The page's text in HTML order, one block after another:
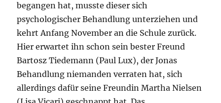
begangen hat, musste dieser sich
psychologischer Behandlung unterziehen und
kehrt Anfang November an die Schule zurück.
Hier erwartet ihn schon sein bester Freund
Bartosz Tiedemann (Paul Lux), der Jonas
Behandlung niemanden verraten hat, sich
allerdings dafür seine Freundin Martha Nielsen